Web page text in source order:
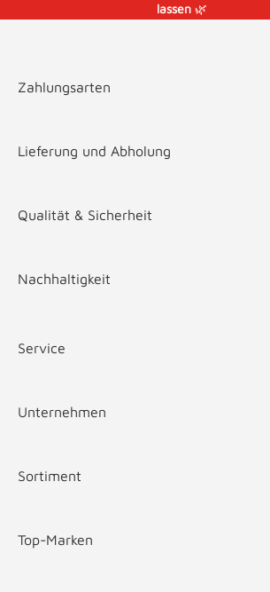
lassen🌿
Zahlungsarten
Lieferung und Abholung
Qualität & Sicherheit
Nachhaltigkeit
Service
Unternehmen
Sortiment
Top-Marken